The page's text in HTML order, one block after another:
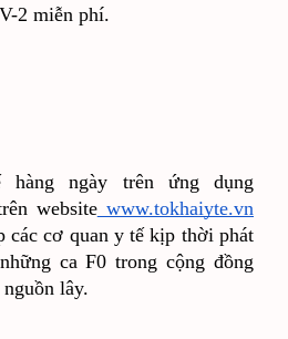
2 miễn phí.
ngày trên ứng dụng
website www.tokhaiyte.vn
các cơ quan y tế kịp thời phát
ca F0 trong cộng đồng
lây.